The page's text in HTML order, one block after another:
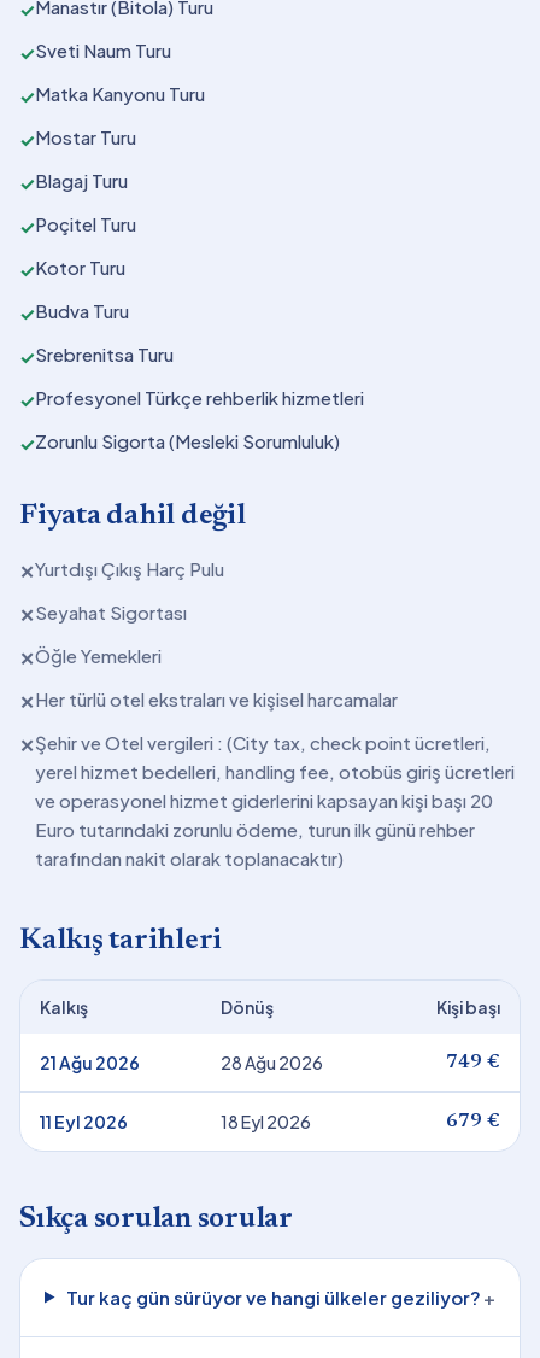
✓Manastır (Bitola) Turu
✓Sveti Naum Turu
✓Matka Kanyonu Turu
✓Mostar Turu
✓Blagaj Turu
✓Poçitel Turu
✓Kotor Turu
✓Budva Turu
✓Srebrenitsa Turu
✓Profesyonel Türkçe rehberlik hizmetleri
✓Zorunlu Sigorta (Mesleki Sorumluluk)
Fiyata dahil değil
✕Yurtdışı Çıkış Harç Pulu
✕Seyahat Sigortası
✕Öğle Yemekleri
✕Her türlü otel ekstraları ve kişisel harcamalar
✕Şehir ve Otel vergileri : (City tax, check point ücretleri,
yerel hizmet bedelleri, handling fee, otobüs giriş ücretleri
ve operasyonel hizmet giderlerini kapsayan kişi başı 20
Euro tutarındaki zorunlu ödeme, turun ilk günü rehber
tarafından nakit olarak toplanacaktır)
Kalkış tarihleri
Kalkış Dönüş Kişi başı
21 Ağu 2026 28 Ağu 2026 749 €
11 Eyl 2026 18 Eyl 2026 679 €
Sıkça sorulan sorular
Tur kaç gün sürüyor ve hangi ülkeler geziliyor? +